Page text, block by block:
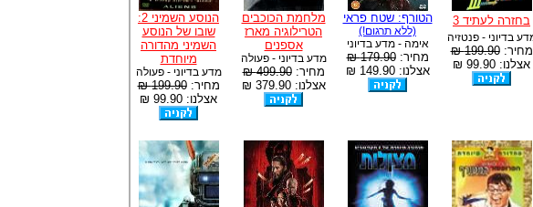
בחזרה לעתיד 3
בדיוני - פנטזיה
מחיר:199.90 ₪
אצלנו: 99.90 ₪
הטורף: שטח פראי
(ללא תרגום!)
אימה - מדע בדיוני
מחיר:179.90 ₪
אצלנו: 149.90 ₪
מלחמת הכוכבים
הטרילוגיה מארז
אספנים
מדע בדיוני - פעולה
מחיר:499.90 ₪
אצלנו: 379.90 ₪
הנוסע השמיני 2:
שובו של הנוסע
השמיני מהדורה
מיוחדת
מדע בדיוני - פעולה
מחיר:199.90 ₪
אצלנו: 99.90 ₪